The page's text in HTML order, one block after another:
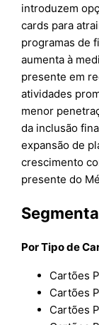
introduzem
cards para
programas de
aumenta à
presente em
atividades
menor
da inclusão
expansão de
crescimento
presente do
Por Tipo de
Cartões
Cartões
Cartões